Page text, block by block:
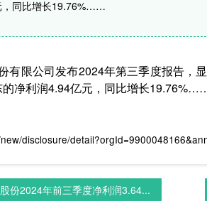
，同比增长19.76%……
有限公司发布2024年第三季度报告，
的净利润4.94亿元，同比增长
disclosure/
份2024年前三季度净利润3.64...